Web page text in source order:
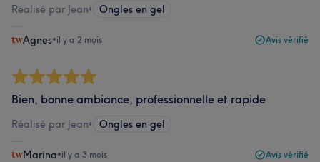
Réalisé par Jean• Ongles en gel
Agnes•il y a 2 mois Avis vérifié
Bien, bonne ambiance, professionnelle et rapide
Réalisé par Jean• Ongles en gel
Marina•il y a 3 mois Avis vérifié